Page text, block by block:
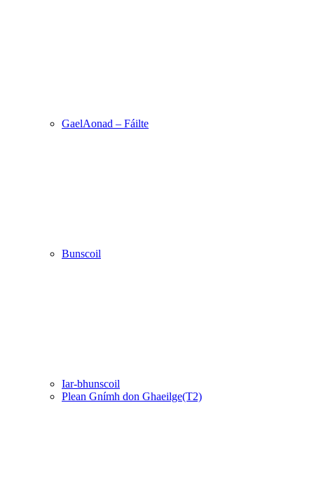
GaelAonad – Fáilte
Bunscoil
Iar-bhunscoil
Plean Gnímh don Ghaeilge(T2)